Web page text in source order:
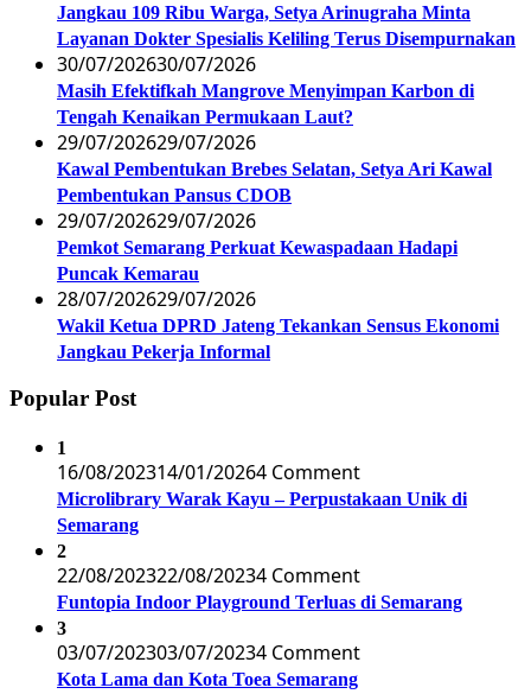
Jangkau 109 Ribu Warga, Setya Arinugraha Minta
Layanan Dokter Spesialis Keliling Terus Disempurnakan
30/07/202630/07/2026
Masih Efektifkah Mangrove Menyimpan Karbon di
Tengah Kenaikan Permukaan Laut?
29/07/202629/07/2026
Kawal Pembentukan Brebes Selatan, Setya Ari Kawal
Pembentukan Pansus CDOB
29/07/202629/07/2026
Pemkot Semarang Perkuat Kewaspadaan Hadapi
Puncak Kemarau
28/07/202629/07/2026
Wakil Ketua DPRD Jateng Tekankan Sensus Ekonomi
Jangkau Pekerja Informal
Popular Post
1
16/08/202314/01/20264 Comment
Microlibrary Warak Kayu – Perpustakaan Unik di
Semarang
2
22/08/202322/08/20234 Comment
Funtopia Indoor Playground Terluas di Semarang
3
03/07/202303/07/20234 Comment
Kota Lama dan Kota Toea Semarang